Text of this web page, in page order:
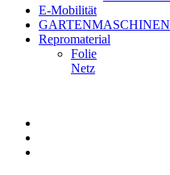
E-Mobilität
GARTENMASCHINEN
Repromaterial
Folie
Netz